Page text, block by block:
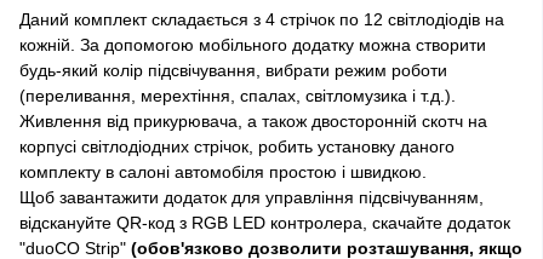
Даний комплект складається з 4 стрічок по 12 світлодіодів на
кожній. За допомогою мобільного додатку можна створити
будь-який колір підсвічування, вибрати режим роботи
(переливання, мерехтіння, спалах, світломузика і т.д.).
Живлення від прикурювача, а також двосторонній скотч на
корпусі світлодіодних стрічок, робить установку даного
комплекту в салоні автомобіля простою і швидкою.
Щоб завантажити додаток для управління підсвічуванням,
відскануйте QR-код з RGB LED контролера, скачайте додаток
"duoCO Strip" (обов'язково дозволити розташування, якщо